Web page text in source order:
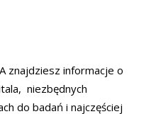
znajdziesz informacje o
niezbędnych
do badań i najczęściej